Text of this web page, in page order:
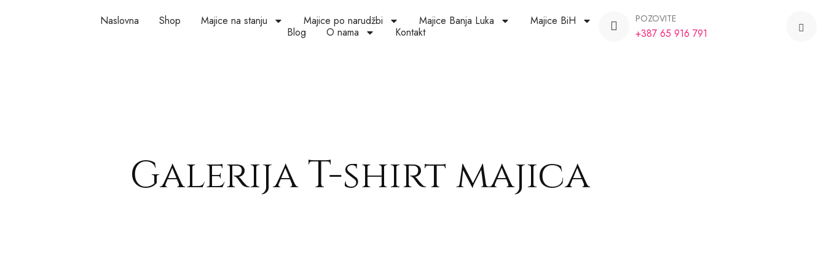
Naslovna Shop Majice na stanju Majice po narudžbi Majice Banja Luka
Majice BiH
Blog
O nama Kontakt
POZOVITE
+387 65 916 791
Galerija T-shirt majica